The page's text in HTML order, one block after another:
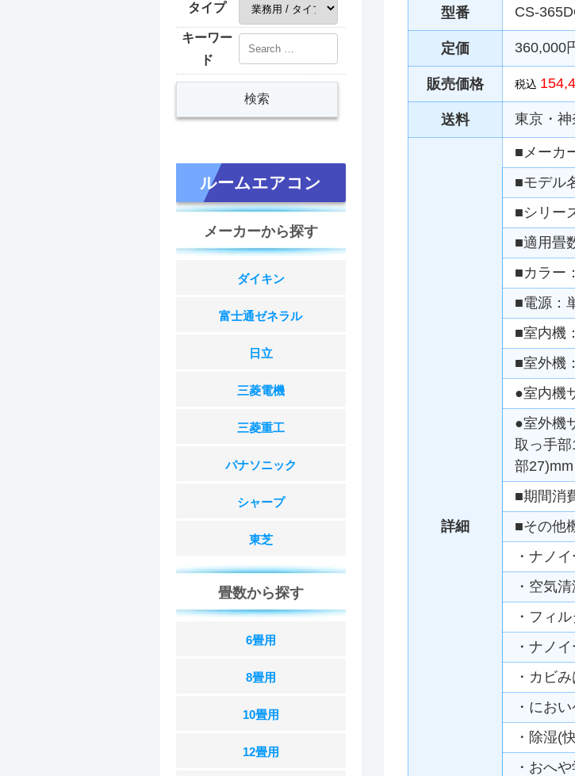
型番 CS-
定価 360,000
販売価格 税込
送料 東京・神
詳細
■メーカ
■モデル
■シリー
■適用畳
■カラー
■電源：
■室内機
■室外機
●室内機
●室外機
取っ手
部27)mm
■期間消
■その他
・ナノ
・空気
・フィ
・ナノ
・カビ
・にお
・除湿(
・おへ
タイプ
キーワー
ド
ルームエアコン
メーカーから探す
ダイキン
富士通ゼネラル
日立
三菱電機
三菱重工
パナソニック
シャープ
東芝
畳数から探す
6畳用
8畳用
10畳用
12畳用